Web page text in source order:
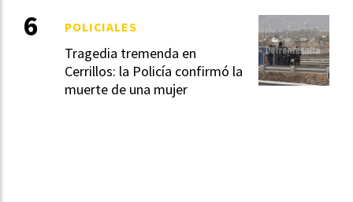
Tragedia tremenda en
Cerrillos: la Policía confirmó la
muerte de una mujer
POLICIALES